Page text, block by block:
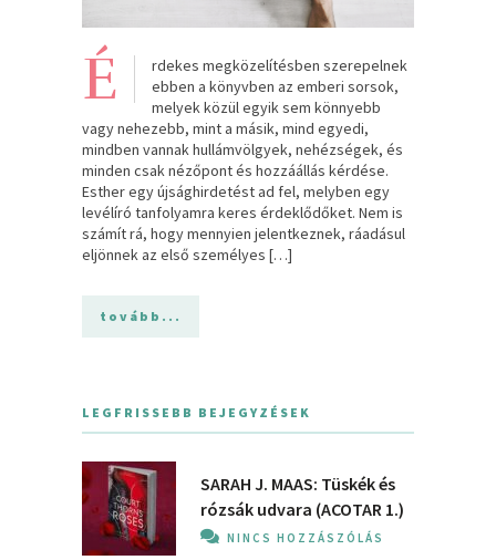
É
rdekes megközelítésben szerepelnek
ebben a könyvben az emberi sorsok,
melyek közül egyik sem könnyebb
vagy nehezebb, mint a másik, mind egyedi,
mindben vannak hullámvölgyek, nehézségek, és
minden csak nézőpont és hozzáállás kérdése.
Esther egy újsághirdetést ad fel, melyben egy
levélíró tanfolyamra keres érdeklődőket. Nem is
számít rá, hogy mennyien jelentkeznek, ráadásul
eljönnek az első személyes […]
tovább...
LEGFRISSEBB BEJEGYZÉSEK
SARAH J. MAAS: Tüskék és
rózsák udvara (ACOTAR 1.)
NINCS HOZZÁSZÓLÁS